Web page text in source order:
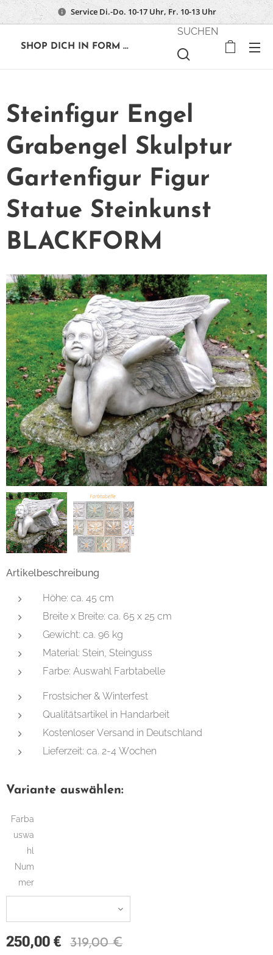
Service Di.-Do. 10-17 Uhr, Fr. 10-13 Uhr
SHOP DICH IN FORM ...
SUCHEN
Steinfigur Engel
Grabengel Skulptur
Gartenfigur Figur
Statue Steinkunst
BLACKFORM
Artikelbeschreibung
Höhe: ca. 45 cm
Breite x Breite: ca. 65 x 25 cm
Gewicht: ca. 96 kg
Material: Stein, Steinguss
Farbe: Auswahl Farbtabelle
Frostsicher & Winterfest
Qualitätsartikel in Handarbeit
Kostenloser Versand in Deutschland
Lieferzeit: ca. 2-4 Wochen
Variante auswählen:
Farba
uswa
hl
Num
mer
250,00 € 319,00€